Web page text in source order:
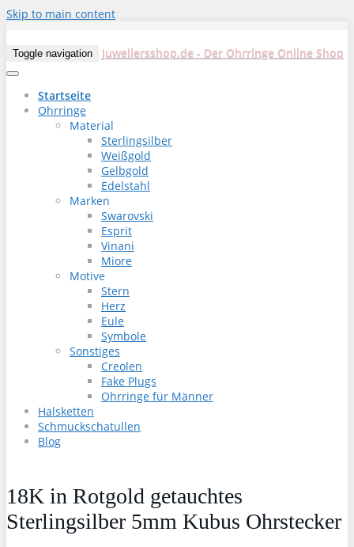
Skip to main content
Toggle navigation Juweliersshop.de - Der Ohrringe Online Shop
Startseite
Ohrringe
Material
Sterlingsilber
Weißgold
Gelbgold
Edelstahl
Marken
Swarovski
Esprit
Vinani
Miore
Motive
Stern
Herz
Eule
Symbole
Sonstiges
Creolen
Fake Plugs
Ohrringe für Männer
Halsketten
Schmuckschatullen
Blog
18K in Rotgold getauchtes
Sterlingsilber 5mm Kubus Ohrstecker